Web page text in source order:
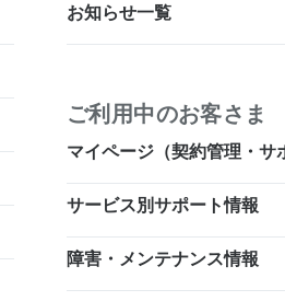
お知らせ一覧
ご利用中のお客さま
マイページ（契約管理・サ
サービス別サポート情報
障害・メンテナンス情報